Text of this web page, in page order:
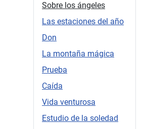
Sobre los ángeles
Las estaciones del año
Don
La montaña mágica
Prueba
Caída
Vida venturosa
Estudio de la soledad